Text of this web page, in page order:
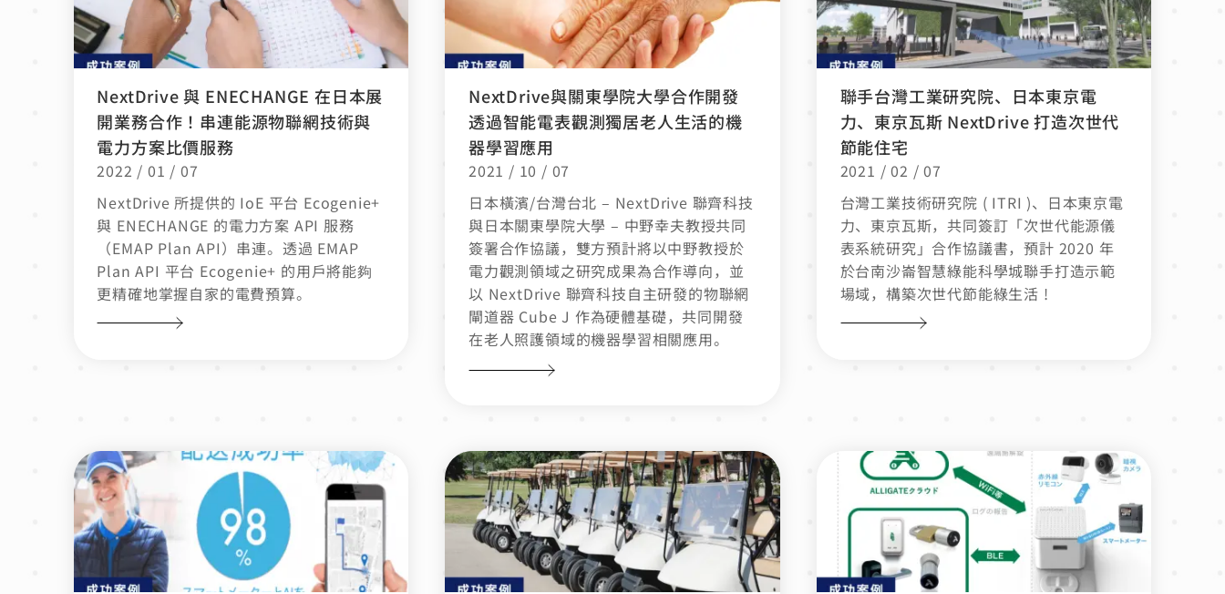
NextDrive 與 ENECHANGE 在日本展
開業務合作！串連能源物聯網技術與
電力方案比價服務
2022 / 01 / 07
NextDrive 所提供的 IoE 平台 Ecogenie+
與 ENECHANGE 的電力方案 API 服務
（EMAP Plan API）串連。透過 EMAP
Plan API 平台 Ecogenie+ 的用戶將能夠
更精確地掌握自家的電費預算。
NextDrive與關東學院大學合作開發
透過智能電表觀測獨居老人生活的機
器學習應用
2021 / 10 / 07
日本橫濱/台灣台北 – NextDrive 聯齊科技
與日本關東學院大學 – 中野幸夫教授共同
簽署合作協議，雙方預計將以中野教授於
電力觀測領域之研究成果為合作導向，並
以 NextDrive 聯齊科技自主研發的物聯網
閘道器 Cube J 作為硬體基礎，共同開發
在老人照護領域的機器學習相關應用。
聯手台灣工業研究院、日本東京電
力、東京瓦斯 NextDrive 打造次世代
節能住宅
2021 / 02 / 07
台灣工業技術研究院 ( ITRI )、日本東京電
力、東京瓦斯，共同簽訂「次世代能源儀
表系統研究」合作協議書，預計 2020 年
於台南沙崙智慧綠能科學城聯手打造示範
場域，構築次世代節能綠生活 !